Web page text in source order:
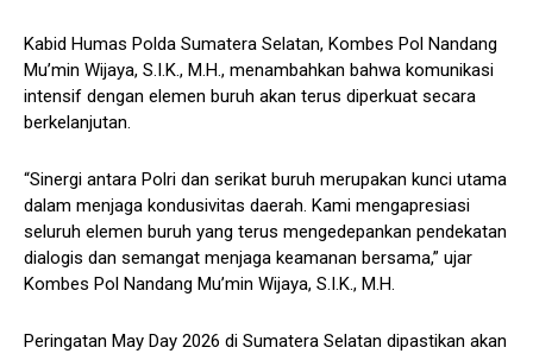
Kabid Humas Polda Sumatera Selatan, Kombes Pol Nandang
Mu’min Wijaya, S.I.K., M.H., menambahkan bahwa komunikasi
intensif dengan elemen buruh akan terus diperkuat secara
berkelanjutan.
“Sinergi antara Polri dan serikat buruh merupakan kunci utama
dalam menjaga kondusivitas daerah. Kami mengapresiasi
seluruh elemen buruh yang terus mengedepankan pendekatan
dialogis dan semangat menjaga keamanan bersama,” ujar
Kombes Pol Nandang Mu’min Wijaya, S.I.K., M.H.
Peringatan May Day 2026 di Sumatera Selatan dipastikan akan